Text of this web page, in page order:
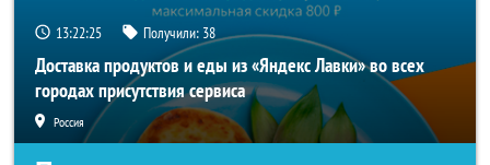
13:22:25 Получили: 38
Доставка продуктов и еды из «Яндекс Лавки» во всех
городах присутствия сервиса
Россия